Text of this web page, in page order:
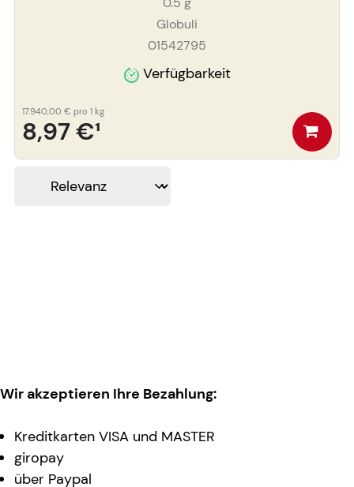
Globuli
01542795
Verfügbarkeit
8,97 €¹
17.940,00 € pro 1 kg
Wir akzeptieren Ihre Bezahlung:
Kreditkarten VISA und MASTER
giropay
über Paypal